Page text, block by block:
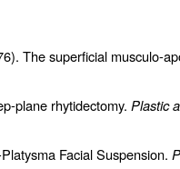
The superficial musculo-
plane rhytidectomy. Plastic
Facial Suspension.